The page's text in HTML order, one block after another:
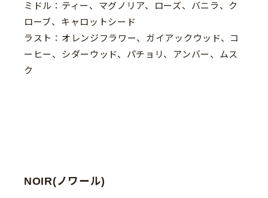
ミドル：ティー、マグノリア、ローズ、バニラ、ク
ローブ、キャロットシード
ラスト：オレンジフラワー、ガイアックウッド、コ
ーヒー、シダーウッド、パチョリ、アンバー、ムス
ク
NOIR(ノワール)